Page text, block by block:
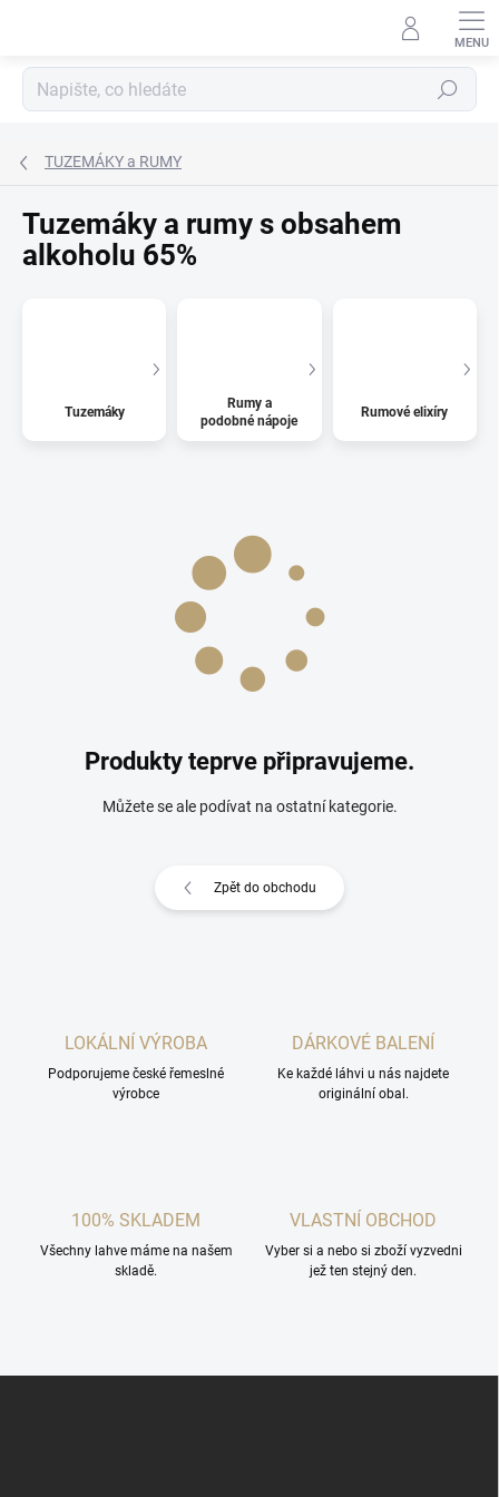
Hledat
TUZEMÁKY a RUMY
Tuzemáky a rumy s obsahem
alkoholu 65%
Tuzemáky
Rumy a
podobné nápoje
Rumové elixíry
Produkty teprve připravujeme.
Můžete se ale podívat na ostatní kategorie.
Zpět do obchodu
LOKÁLNÍ VÝROBA
Podporujeme české řemeslné
výrobce
DÁRKOVÉ BALENÍ
Ke každé láhvi u nás najdete
originální obal.
100% SKLADEM
Všechny lahve máme na našem
skladě.
VLASTNÍ OBCHOD
Vyber si a nebo si zboží vyzvedni
jež ten stejný den.